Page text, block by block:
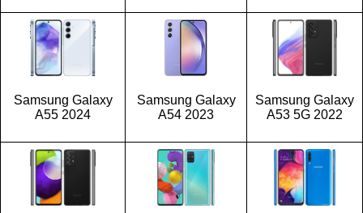
Samsung Galaxy
A55 2024
Samsung Galaxy
A54 2023
Samsung Galaxy
A53 5G 2022